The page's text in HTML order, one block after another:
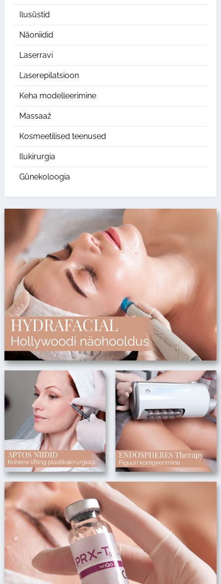
Ilusüstid
Näoniidid
Laserravi
Laserepilatsioon
Keha modelleerimine
Massaaž
Kosmeetilised teenused
Ilukirurgia
Günekoloogia